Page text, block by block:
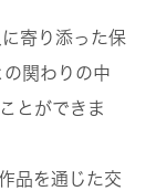
寄り添った保
関わりの中
とができま
品を通じた交